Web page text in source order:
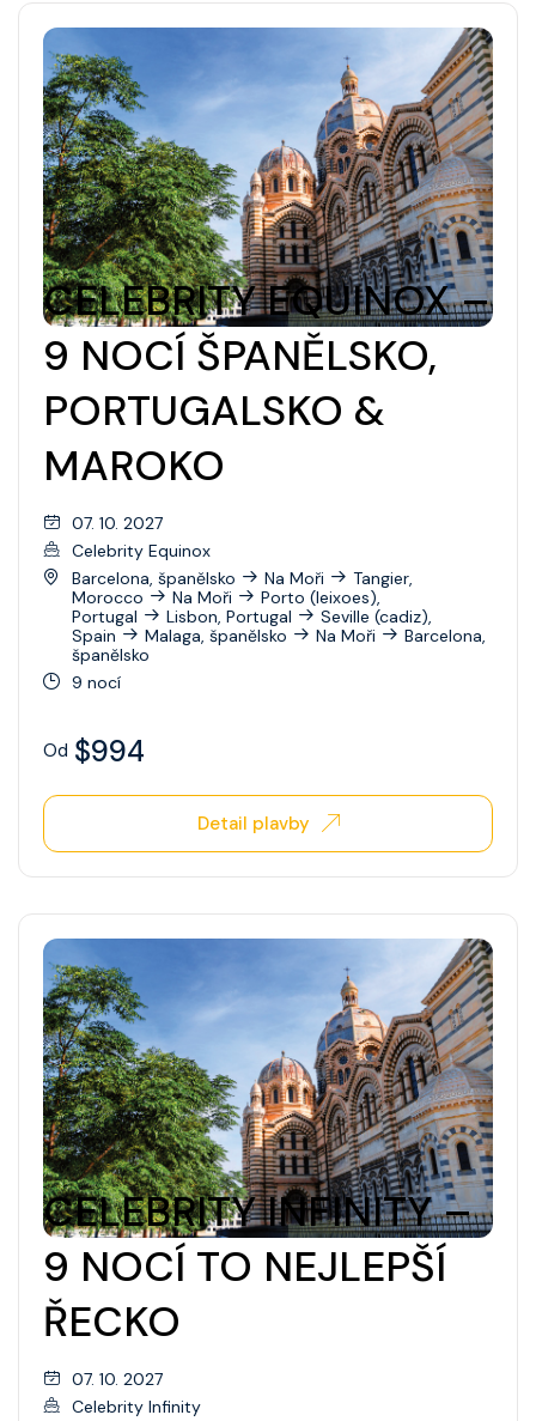
CELEBRITY EQUINOX –
9 NOCÍ ŠPANĚLSKO,
PORTUGALSKO &
MAROKO
07. 10. 2027
Celebrity Equinox
Barcelona, španělsko
Na Moři
Tangier,
Morocco
Na Moři
Porto (leixoes),
Portugal
Lisbon, Portugal
Seville (cadiz),
Spain
Malaga, španělsko Na Moři
Barcelona,
španělsko
9 nocí
Od $994
Detail plavby
CELEBRITY INFINITY –
9 NOCÍ TO NEJLEPŠÍ
ŘECKO
07. 10. 2027
Celebrity Infinity